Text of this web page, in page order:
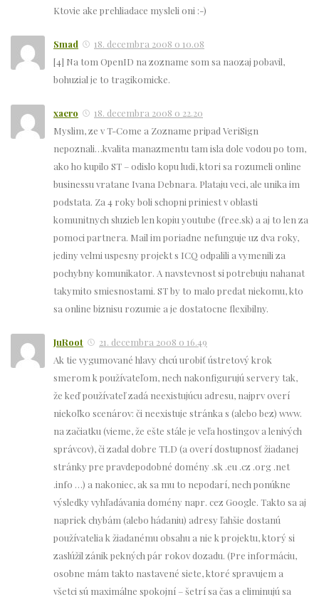
Ktovie ake prehliadace mysleli oni :-)
Smad
18. decembra 2008 o 10.08
[4] Na tom OpenID na zozname som sa naozaj pobavil,
bohuzial je to tragikomicke.
xaero
18. decembra 2008 o 22.20
Myslim, ze v T-Come a Zozname pripad VeriSign
nepoznali…kvalita manazmentu tam isla dole vodou po tom,
ako ho kupilo ST – odislo kopu ludi, ktori sa rozumeli online
businessu vratane Ivana Debnara. Plataju veci, ale unika im
podstata. Za 4 roky boli schopni priniest v oblasti
komunitnych sluzieb len kopiu youtube (free.sk) a aj to len za
pomoci partnera. Mail im poriadne nefunguje uz dva roky,
jediny velmi uspesny projekt s ICQ odpalili a vymenili za
pochybny komunikator. A navstevnost si potrebuju nahanat
takymito smiesnostami. ST by to malo predat niekomu, kto
sa online biznisu rozumie a je dostatocne flexibilny.
JuRoot
21. decembra 2008 o 16.49
Ak tie vygumované hlavy chcú urobiť ústretový krok
smerom k používateľom, nech nakonfigurujú servery tak,
že keď používateľ zadá neexistujúcu adresu, najprv overí
niekoľko scenárov: či neexistuje stránka s (alebo bez) www.
na začiatku (vieme, že ešte stále je veľa hostingov a lenivých
správcov), či zadal dobre TLD (a overí dostupnosť žiadanej
stránky pre pravdepodobné domény .sk .eu .cz .org .net
.info …) a nakoniec, ak sa mu to nepodarí, nech ponúkne
výsledky vyhľadávania domény napr. cez Google. Takto sa aj
napriek chybám (alebo hádaniu) adresy ľahšie dostanú
používatelia k žiadanému obsahu a nie k projektu, ktorý si
zaslúžil zánik pekných pár rokov dozadu. (Pre informáciu,
osobne mám takto nastavené siete, ktoré spravujem a
všetci sú maximálne spokojní – šetrí sa čas a eliminujú sa